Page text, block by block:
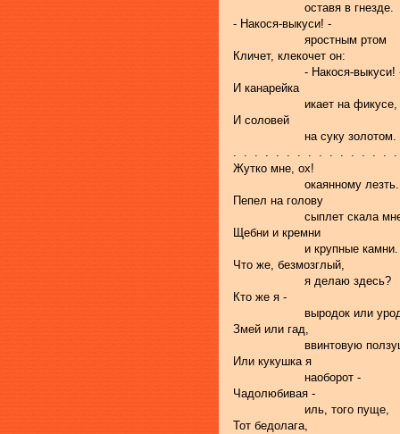
                    оставя в гнезде.
- Накося-выкуси! -
                    яростным ртом
Кличет, клекочет он:
- Накося-выкуси!
И канарейка
                    икает на фикусе,
И соловей
                    на суку золотом.
.  .  .  .  .  .  .  .  .  .  .  .  .  .  .  .
Жутко мне, ох!
                    окаянному лезть.
Пепел на голову
сыплет скала
Щебни и кремни
                    и крупные камни.
Что же, безмозглый,
                    я делаю здесь?
Кто же я -
выродок или
Змей или гад,
ввинтовую
Или кукушка я
                    наоборот -
Чадолюбивая -
                    иль, того пуще,
Тот бедолага,